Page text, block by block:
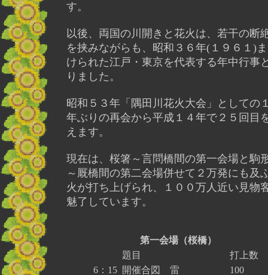
す。
以後、両国の川開きと花火は、若干の断
を挟みながらも、昭和３６年(１９６１)
けられた江戸・東京を代表する年中行事
りました。
昭和５３年「隅田川花火大会」としての
年ぶりの再会から平成１４年で２５回目
えます。
現在は、桜箸～言問橋間の第一会場と駒
～厩橋間の第二会場併せて２万発にも及
火が打ち上げられ、１００万人近い見物
魅了しています。
第一会場（桜橋）
題目
打上数
6：15 開催合図 雷
100